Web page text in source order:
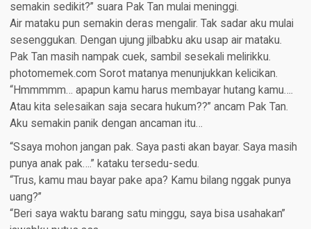
semakin sedikit?” suara Pak Tan mulai meninggi.
Air mataku pun semakin deras mengalir. Tak sadar aku mulai
sesenggukan. Dengan ujung jilbabku aku usap air mataku.
Pak Tan masih nampak cuek, sambil sesekali melirikku.
photomemek.com Sorot matanya menunjukkan kelicikan.
“Hmmmmm… apapun kamu harus membayar hutang kamu….
Atau kita selesaikan saja secara hukum??” ancam Pak Tan.
Aku semakin panik dengan ancaman itu…
“Ssaya mohon jangan pak. Saya pasti akan bayar. Saya masih
punya anak pak….” kataku tersedu-sedu.
“Trus, kamu mau bayar pake apa? Kamu bilang nggak punya
uang?”
“Beri saya waktu barang satu minggu, saya bisa usahakan”